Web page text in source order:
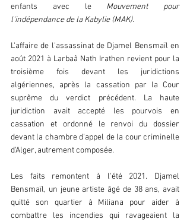
enfants avec le Mouvement pour
l'indépendance de la Kabylie (MAK).
L'affaire de l'assassinat de Djamel Bensmaïl en
août 2021 à Larbaâ Nath Irathen revient pour la
troisième fois devant les juridictions
algériennes, après la cassation par la Cour
suprême du verdict précédent. La haute
juridiction avait accepté les pourvois en
cassation et ordonné le renvoi du dossier
devant la chambre d'appel de la cour criminelle
d'Alger, autrement composée.
Les faits remontent à l'été 2021. Djamel
Bensmaïl, un jeune artiste âgé de 38 ans, avait
quitté son quartier à Miliana pour aider à
combattre les incendies qui ravageaient la